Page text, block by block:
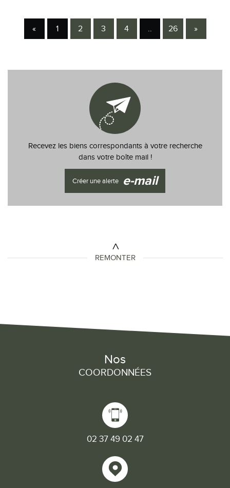
« 1 2 3 4 26 »
Recevez les biens correspondants à votre recherche
dans votre boîte mail !
Créer une alerte e-mail
REMONTER
Nos
COORDONNÉES
02 37 49 02 47